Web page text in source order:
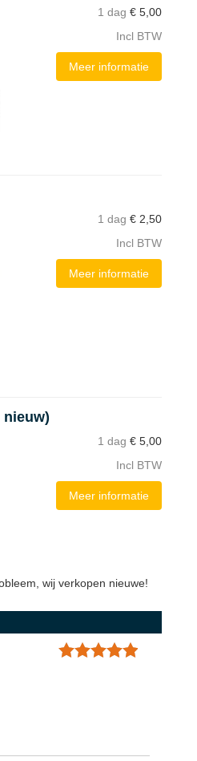
1 dag € 5,00
Incl BTW
Meer informatie
1 dag € 2,50
Incl BTW
Meer informatie
nieuw)
1 dag € 5,00
Incl BTW
Meer informatie
wij verkopen nieuwe!